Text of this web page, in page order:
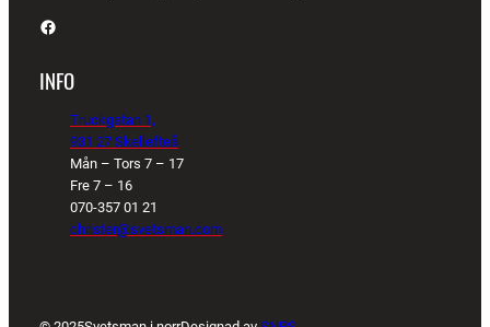
Facebook
INFO
Truckgatan 1,
931 27 Skellefteå
Mån – Tors 7 – 17
Fre 7 – 16
070-357 01 21
christer@svetsman.com